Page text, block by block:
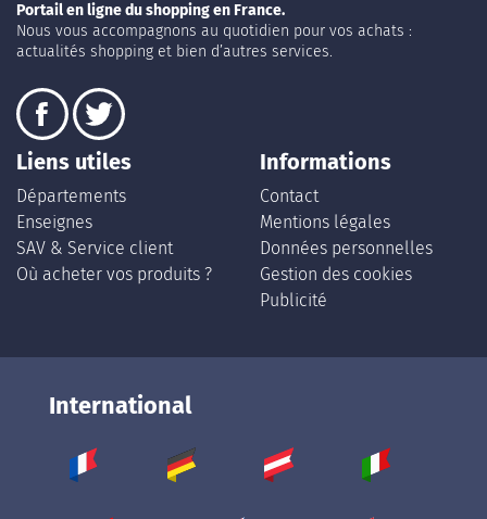
Portail en ligne du shopping en France.
Nous vous accompagnons au quotidien pour vos achats :
actualités shopping et bien d’autres services.
Liens utiles
Départements
Enseignes
SAV & Service client
Où acheter vos produits ?
Informations
Contact
Mentions légales
Données personnelles
Gestion des cookies
Publicité
International